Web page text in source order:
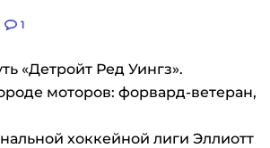
1
«Детройт Ред Уингз».
моторов: форвард-ветеран,
хоккейной лиги Эллиотт